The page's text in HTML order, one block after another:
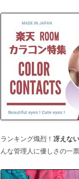
ランキング熾烈！ 冴えな
んな管理人に優しさの一